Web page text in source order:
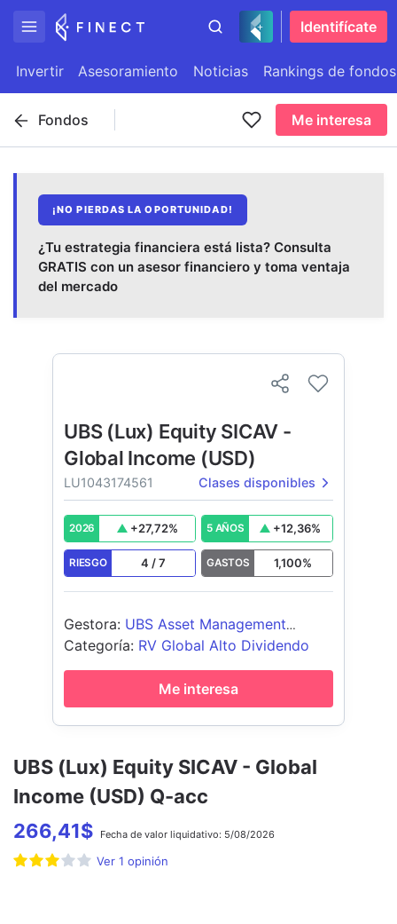
Identifícate
Invertir Asesoramiento Noticias Rankings de fondos
Fondos Me interesa
¡NO PIERDAS LA OPORTUNIDAD!
¿Tu estrategia financiera está lista? Consulta
GRATIS con un asesor financiero y toma ventaja
del mercado
UBS (Lux) Equity SICAV - Global
Income (USD) Q-acc
266,41$ Fecha de valor liquidativo: 5/08/2026
Ver 1 opinión
UBS (Lux) Equity SICAV -
Global Income (USD)
LU1043174561 Clases disponibles
2026 +27,72% 5 AÑOS +12,36%
RIESGO 4 /7 GASTOS 1,100%
Gestora: UBS Asset Management
(Europe) S.A.
Categoría: RV Global Alto Dividendo
Me interesa